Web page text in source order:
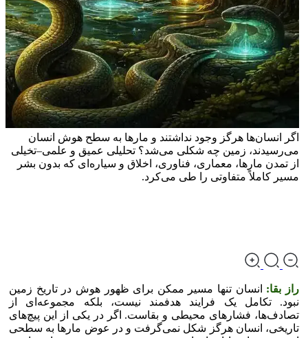
اگر انسان‌ها هرگز وجود نداشتند و مار‌ها به سطح هوش انسان
می‌رسیدند، زمین چه شکلی می‌شد؟ تحلیلی عمیق و علمی–تخیلی
از تمدن مارها، معماری، فناوری، اخلاق و سیاره‌ای که بدون بشر
مسیر کاملاً متفاوتی را طی می‌کرد.
راز بقا: انسان تنها مسیر ممکن برای ظهور هوش در تاریخ زمین
نبود. تکامل یک فرایند هدفمند نیست، بلکه مجموعه‌ای از
تصادف‌ها، فشار‌های محیطی و بقاست. اگر در یکی از این پیچ‌های
تاریخی، انسان هرگز شکل نمی‌گرفت و در عوض مار‌ها به سطحی